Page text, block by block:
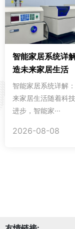
智能家居系统详
造未来家居生活
智能家居系统详解
来家居生活随着科
进步，智能家···
2026-08-08